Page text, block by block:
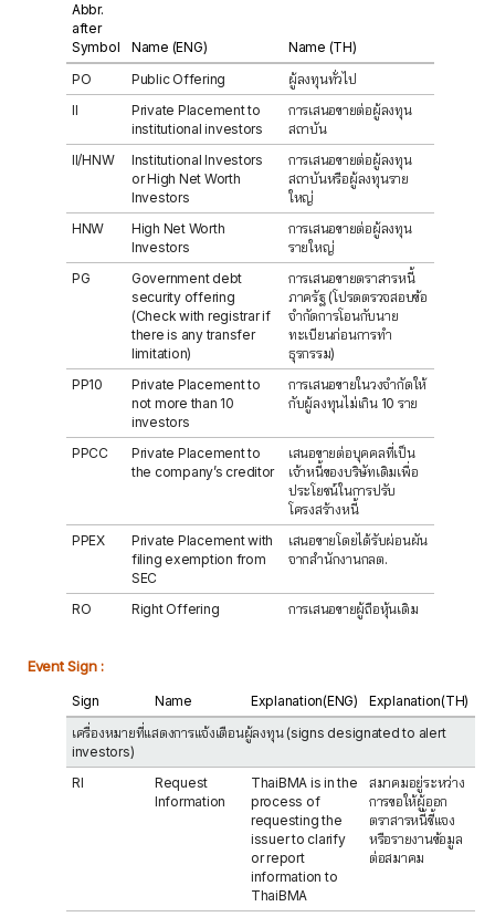
Abbr.
after
Symbol
Name (ENG)
Name (TH)
PO
Public Offering
ผู้ลงทุนทั่วไป
II
Private Placement to
institutional investors
การเสนอขายต่อผู้ลงทุน
สถาบัน
II/HNW
Institutional Investors
or High Net Worth
Investors
การเสนอขายต่อผู้ลงทุน
สถาบันหรือผู้ลงทุนราย
ใหญ่
HNW
High Net Worth
Investors
การเสนอขายต่อผู้ลงทุน
รายใหญ่
PG
Government debt
security offering
(Check with registrar if
there is any transfer
limitation)
การเสนอขายตราสารหนี้
ภาครัฐ (โปรดตรวจสอบข้อ
จำกัดการโอนกับนาย
ทะเบียนก่อนการทำ
ธุรกรรม)
PP10
Private Placement to
not more than 10
investors
การเสนอขายในวงจำกัดให้
กับผู้ลงทุนไม่เกิน 10 ราย
PPCC
Private Placement to
the company’s creditor
เสนอขายต่อบุคคลที่เป็น
เจ้าหนี้ของบริษัทเดิมเพื่อ
ประโยชน์ในการปรับ
โครงสร้างหนี้
PPEX
Private Placement with
filing exemption from
SEC
เสนอขายโดยได้รับผ่อนผัน
จากสำนักงานกลต.
RO Right Offering การเสนอขายผู้ถือหุ้นเดิม
Event Sign :
Sign Name Explanation(ENG)
Explanation(TH)
เครื่องหมายที่แสดงการแจ้งเตือนผู้ลงทุน (signs designated to alert
investors)
RI
Request
Information
ThaiBMA is in the
process of
requesting the
issuer to clarify
or report
information to
ThaiBMA
สมาคมอยู่ระหว่าง
การขอให้ผู้ออก
ตราสารหนี้ชี้แจง
หรือรายงานข้อมูล
ต่อสมาคม